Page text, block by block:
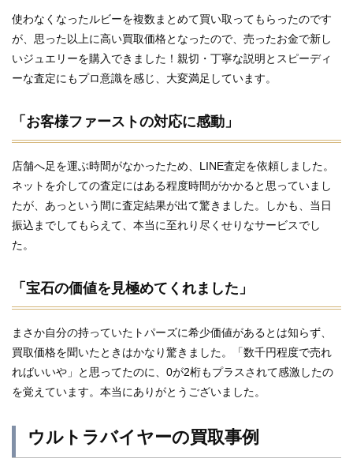
使わなくなったルビーを複数まとめて買い取ってもらったのです
が、思った以上に高い買取価格となったので、売ったお金で新し
いジュエリーを購入できました！親切・丁寧な説明とスピーディ
ーな査定にもプロ意識を感じ、大変満足しています。
「お客様ファーストの対応に感動」
店舗へ足を運ぶ時間がなかったため、LINE査定を依頼しました。
ネットを介しての査定にはある程度時間がかかると思っていまし
たが、あっという間に査定結果が出て驚きました。しかも、当日
振込までしてもらえて、本当に至れり尽くせりなサービスでし
た。
「宝石の価値を見極めてくれました」
まさか自分の持っていたトパーズに希少価値があるとは知らず、
買取価格を聞いたときはかなり驚きました。「数千円程度で売れ
ればいいや」と思ってたのに、0が2桁もプラスされて感激したの
を覚えています。本当にありがとうございました。
ウルトラバイヤーの買取事例